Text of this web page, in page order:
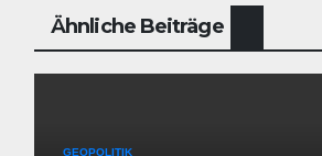
Ähnliche Beiträge
GEOPOLITIK